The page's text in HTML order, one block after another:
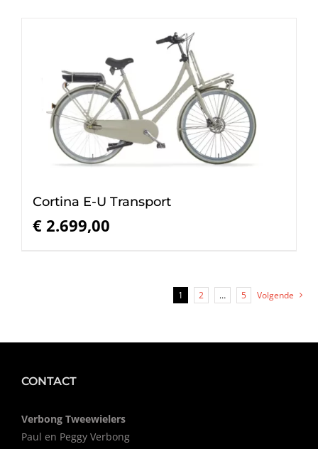
Cortina E-U Transport
€ 2.699,00
1 2 … 5 Volgende
CONTACT
Verbong Tweewielers
Paul en Peggy Verbong